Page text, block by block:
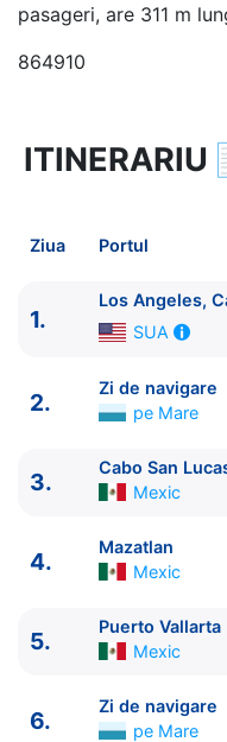
pasageri, are 311 m
864910
8 zile vacanta de
Plecare pe 17 Iul 2026
Sosire pe 24 Iul 2026
Navigator of the Seas
Ziua | Portul | Sosire -
ITINERARIU
Ziua Portul
1.
Los Angeles,
SUA
2.
Zi de navigare
pe Mare
3.
Cabo San
Mexic
4.
Mazatlan
Mexic
5.
Puerto Vallarta
Mexic
6.
Zi de navigare
pe Mare